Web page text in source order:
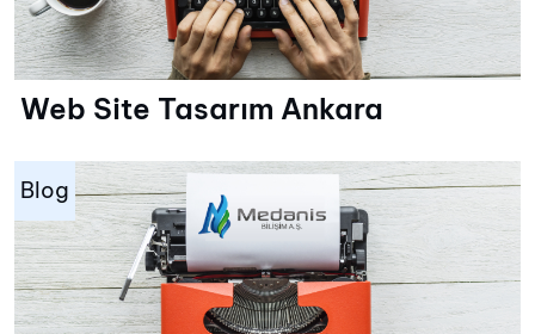
Web Site Tasarım Ankara
Blog